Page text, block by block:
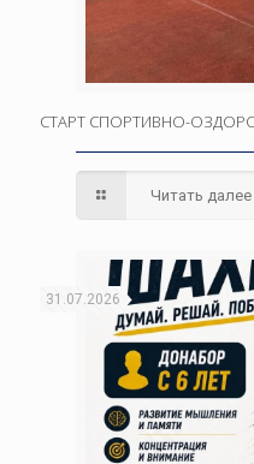
СТАРТ СПОРТИВНО-
Читать далее
31.07.2026